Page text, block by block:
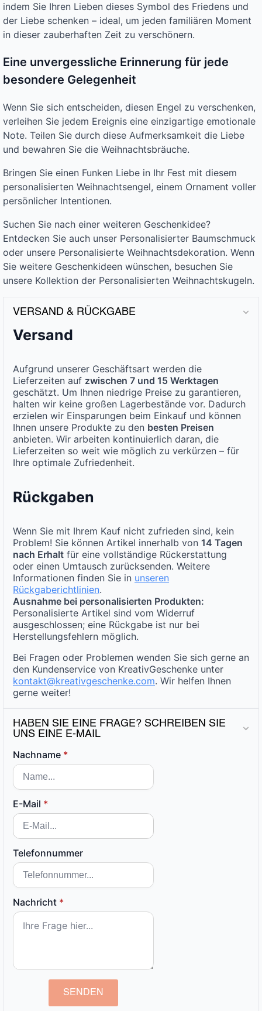
indem Sie Ihren Lieben dieses Symbol des Friedens und
der Liebe schenken – ideal, um jeden familiären Moment
in dieser zauberhaften Zeit zu verschönern.
Eine unvergessliche Erinnerung für jede
besondere Gelegenheit
Wenn Sie sich entscheiden, diesen Engel zu verschenken,
verleihen Sie jedem Ereignis eine einzigartige emotionale
Note. Teilen Sie durch diese Aufmerksamkeit die Liebe
und bewahren Sie die Weihnachtsbräuche.
Bringen Sie einen Funken Liebe in Ihr Fest mit diesem
personalisierten Weihnachtsengel, einem Ornament voller
persönlicher Intentionen.
Suchen Sie nach einer weiteren Geschenkidee?
Entdecken Sie auch unser Personalisierter Baumschmuck
oder unsere Personalisierte Weihnachtsdekoration. Wenn
Sie weitere Geschenkideen wünschen, besuchen Sie
unsere Kollektion der Personalisierten Weihnachtskugeln.
VERSAND & RÜCKGABE
Versand
Aufgrund unserer Geschäftsart werden die
Lieferzeiten auf zwischen 7 und 15 Werktagen
geschätzt. Um Ihnen niedrige Preise zu garantieren,
halten wir keine großen Lagerbestände vor. Dadurch
erzielen wir Einsparungen beim Einkauf und können
Ihnen unsere Produkte zu den besten Preisen
anbieten. Wir arbeiten kontinuierlich daran, die
Lieferzeiten so weit wie möglich zu verkürzen – für
Ihre optimale Zufriedenheit.
Rückgaben
Wenn Sie mit Ihrem Kauf nicht zufrieden sind, kein
Problem! Sie können Artikel innerhalb von 14 Tagen
nach Erhalt für eine vollständige Rückerstattung
oder einen Umtausch zurücksenden. Weitere
Informationen finden Sie in unseren
Rückgaberichtlinien.
Ausnahme bei personalisierten Produkten:
Personalisierte Artikel sind vom Widerruf
ausgeschlossen; eine Rückgabe ist nur bei
Herstellungsfehlern möglich.
Bei Fragen oder Problemen wenden Sie sich gerne an
den Kundenservice von KreativGeschenke unter
kontakt@kreativgeschenke.com. Wir helfen Ihnen
gerne weiter!
HABEN SIE EINE FRAGE? SCHREIBEN SIE
UNS EINE E-MAIL
Nachname *
E-Mail *
Telefonnummer
Nachricht *
SENDEN